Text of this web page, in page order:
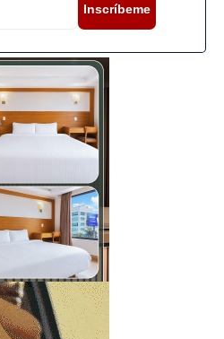
Inscríbeme